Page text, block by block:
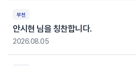
부천
안시현 님을 칭찬합니다.
2026.08.05